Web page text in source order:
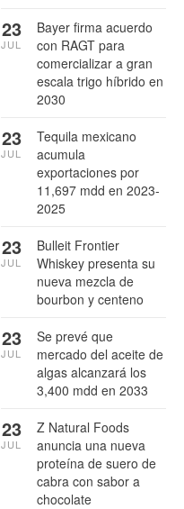
Bayer firma acuerdo
con RAGT para
comercializar a gran
escala trigo híbrido en
2030
23
JUL
Tequila mexicano
acumula
exportaciones por
11,697 mdd en 2023-
2025
23
JUL
Bulleit Frontier
Whiskey presenta su
nueva mezcla de
bourbon y centeno
23
JUL
Se prevé que
mercado del aceite de
algas alcanzará los
3,400 mdd en 2033
23
JUL
Z Natural Foods
anuncia una nueva
proteína de suero de
cabra con sabor a
chocolate
23
JUL